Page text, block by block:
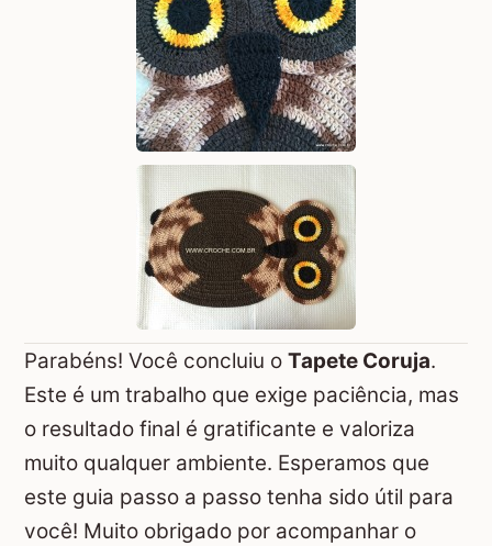
Parabéns! Você concluiu o Tapete Coruja.
Este é um trabalho que exige paciência, mas
o resultado final é gratificante e valoriza
muito qualquer ambiente. Esperamos que
este guia passo a passo tenha sido útil para
você! Muito obrigado por acompanhar o